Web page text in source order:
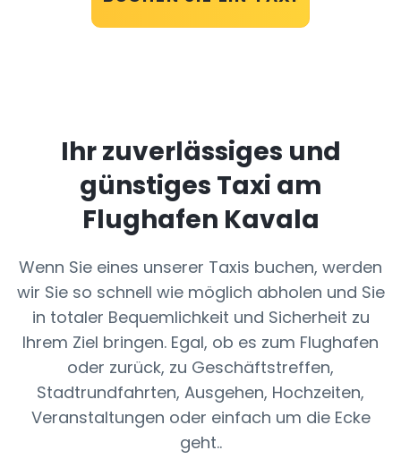
Ihr zuverlässiges und
günstiges Taxi am
Flughafen Kavala
Wenn Sie eines unserer Taxis buchen, werden
wir Sie so schnell wie möglich abholen und Sie
in totaler Bequemlichkeit und Sicherheit zu
Ihrem Ziel bringen. Egal, ob es zum Flughafen
oder zurück, zu Geschäftstreffen,
Stadtrundfahrten, Ausgehen, Hochzeiten,
Veranstaltungen oder einfach um die Ecke
geht..